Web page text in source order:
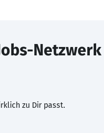
Netzwerk
zu Dir passt.